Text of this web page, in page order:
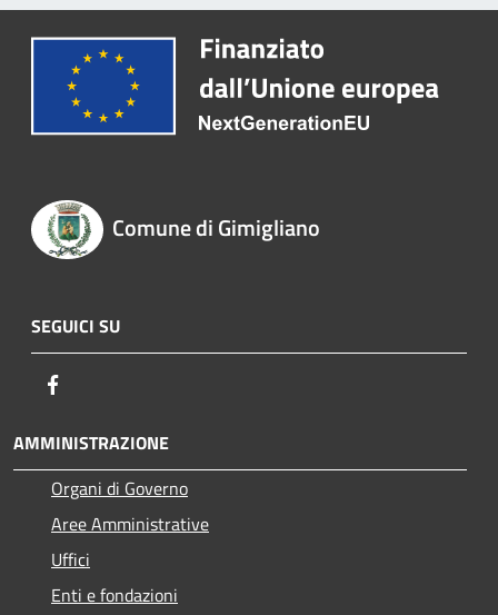
Comune di Gimigliano
SEGUICI SU
AMMINISTRAZIONE
Organi di Governo
Aree Amministrative
Uffici
Enti e fondazioni